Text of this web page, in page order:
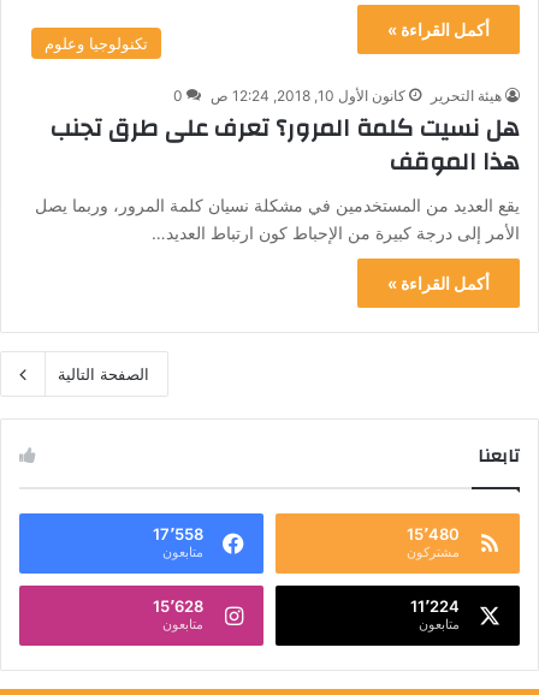
أكمل القراءة »
تكنولوجيا وعلوم
هيئة التحرير كانون الأول 10, 2018, 12:24 ص 0
هل نسيت كلمة المرور؟ تعرف على طرق تجنب
هذا الموقف
يقع العديد من المستخدمين في مشكلة نسيان كلمة المرور، وربما يصل
الأمر إلى درجة كبيرة من الإحباط كون ارتباط العديد…
أكمل القراءة »
الصفحة التالية
تابعنا
15٬480
مشتركون
17٬558
متابعون
11٬224
متابعون
15٬628
متابعون